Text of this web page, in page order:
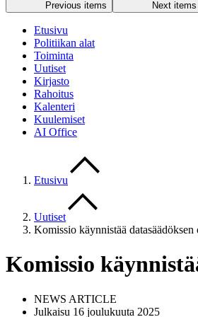
Previous items Next items
Etusivu
Politiikan alat
Toiminta
Uutiset
Kirjasto
Rahoitus
Kalenteri
Kuulemiset
AI Office
Etusivu
Uutiset
Komissio käynnistää
Komissio
NEWS ARTICLE
Julkaisu 16 joulukuuta 2025